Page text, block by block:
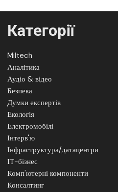
Категорії
Miltech
Аналітика
Аудіо & відео
Безпека
Думки експертів
Екологія
Електромобілі
Інтерв'ю
Інфраструктура/датацентри
ІТ-бізнес
Комп'ютерні компоненти
Консалтинг